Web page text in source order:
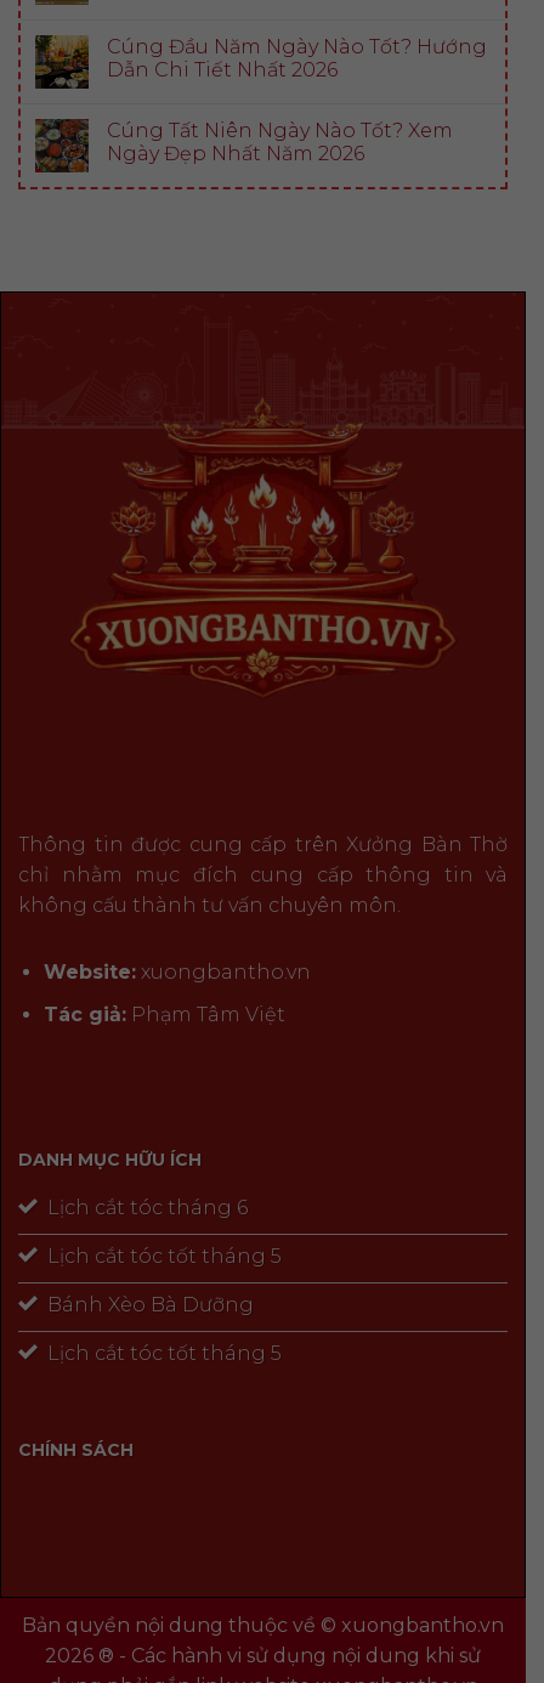
Cúng Đầu Năm Ngày Nào Tốt? Hướng
Dẫn Chi Tiết Nhất 2026
Cúng Tất Niên Ngày Nào Tốt? Xem
Ngày Đẹp Nhất Năm 2026
Thông tin được cung cấp trên Xưởng Bàn Thờ
chỉ nhằm mục đích cung cấp thông tin và
không cấu thành tư vấn chuyên môn.
Website:xuongbantho.vn
Tác giả:Phạm Tâm Việt
DANH MỤC HỮU ÍCH
Lịch cắt tóc tháng 6
Lịch cắt tóc tốt tháng 5
Bánh Xèo Bà Dưỡng
Lịch cắt tóc tốt tháng 5
CHÍNH SÁCH
Bản quyền nội dung thuộc về © xuongbantho.vn
2026 ® - Các hành vi sử dụng nội dung khi sử